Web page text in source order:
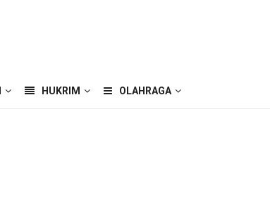
HUKRIM OLAHRAGA